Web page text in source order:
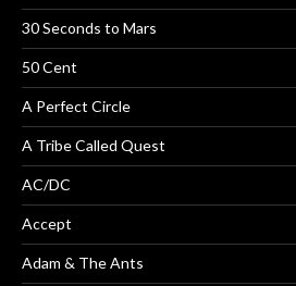
30 Seconds to Mars
50 Cent
A Perfect Circle
A Tribe Called Quest
AC/DC
Accept
Adam & The Ants